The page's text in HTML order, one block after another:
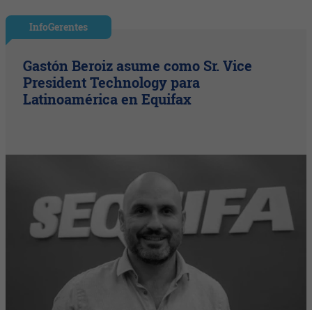
InfoGerentes
Gastón Beroiz asume como Sr. Vice
President Technology para
Latinoamérica en Equifax